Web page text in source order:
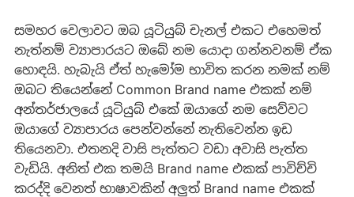
සමහර වෙලාවට ඔබ යූටියුබ් චැනල් එකට එහෙමත්
නැත්නම් ව්‍යාපාරයට ඔබේ නම යොදා ගන්නවනම් ඒක
හොඳයි. හැබැයි ඒත් හැමෝම භාවිත කරන නමක් නම්
ඔබට තියෙන්නේ Common Brand name එකක් නම්
අන්තර්ජාලයේ යූටියුබ් එකේ ඔයාගේ නම සෙව්වට
ඔයාගේ ව්‍යාපාරය පෙන්වන්නේ නැතිවෙන්න ඉඩ
තියෙනවා. එතනදි වාසි පැත්තට වඩා අවාසි පැත්ත
වැඩියි. අනිත් එක තමයි Brand name එකක් පාවිච්චි
කරද්දි වෙනත් භාෂාවකින් අලුත් Brand name එකක්